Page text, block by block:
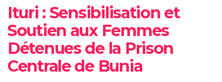
Ituri : Sensibilisation et
Soutien aux Femmes
Détenues de la Prison
Centrale de Bunia